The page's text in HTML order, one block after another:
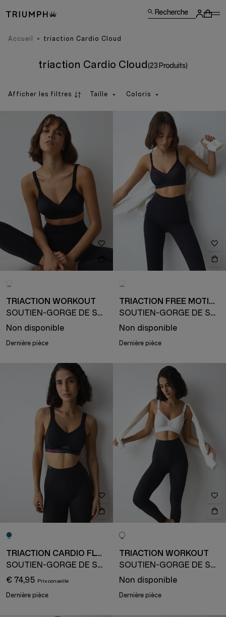
Recherche
Accueil triaction Cardio Cloud
triaction Cardio Cloud(23 Produits)
Afficher les filtres Taille Coloris
TRIACTION WORKOUT
SOUTIEN-GORGE DE SPORT
Non disponible
Dernière pièce
TRIACTION FREE MOTION
SOUTIEN-GORGE DE SPORT
Non disponible
Dernière pièce
TRIACTION CARDIO FLOW
SOUTIEN-GORGE DE SPORT
€ 74,95
Dernière pièce
TRIACTION WORKOUT
SOUTIEN-GORGE DE SPORT
Non disponible
Dernière pièce